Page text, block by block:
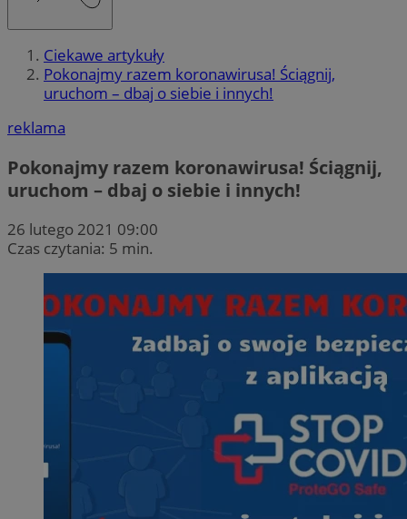
Ciekawe artykuły
Pokonajmy razem koronawirusa! Ściągnij,
uruchom – dbaj o siebie i innych!
reklama
Pokonajmy razem koronawirusa! Ściągnij,
uruchom – dbaj o siebie i innych!
26 lutego 2021 09:00
Czas czytania: 5 min.